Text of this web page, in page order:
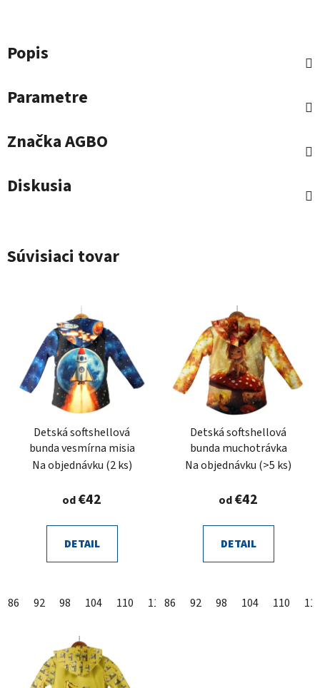
Popis
Parametre
ZnačkaAGBO
Diskusia
Súvisiaci tovar
Detská softshellová
bunda vesmírna misia
Na objednávku (2 ks)
od€42
DETAIL
86 92 98 104 110 116 122 128 134 140
Detská softshellová
bunda muchotrávka
Na objednávku (>5 ks)
od€42
DETAIL
86 92 98 104 110